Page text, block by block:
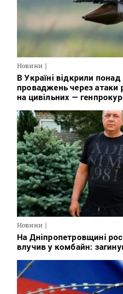
Новини
В Україні відкрили
проваджень через атаки
на цивільних —
Новини
На Дніпропетровщині
влучив у комбайн: